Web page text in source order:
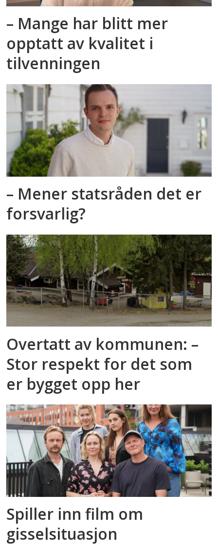
– Mange har blitt mer
opptatt av kvalitet i
tilvenningen
– Mener statsråden det er
forsvarlig?
Overtatt av kommunen: –
Stor respekt for det som
er bygget opp her
Spiller inn film om
gisselsituasjon